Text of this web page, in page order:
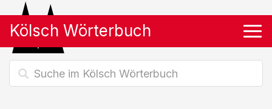
Kölsch Wörterbuch